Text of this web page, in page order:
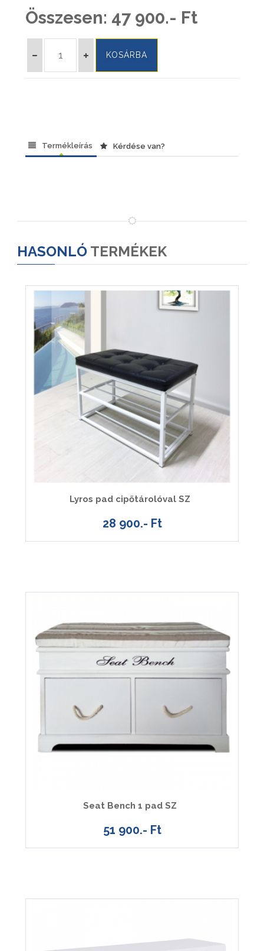
Összesen: 47 900.- Ft
Termékleírás Kérdése van?
HASONLÓ TERMÉKEK
Lyros pad cipőtárolóval SZ
28 900.- Ft
Seat Bench 1 pad SZ
51 900.- Ft